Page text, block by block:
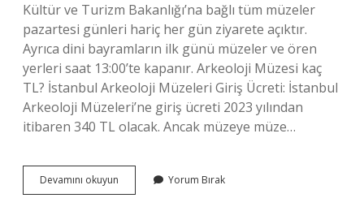
Kültür ve Turizm Bakanlığı’na bağlı tüm müzeler
pazartesi günleri hariç her gün ziyarete açıktır.
Ayrıca dini bayramların ilk günü müzeler ve ören
yerleri saat 13:00’te kapanır. Arkeoloji Müzesi kaç
TL? İstanbul Arkeoloji Müzeleri Giriş Ücreti: İstanbul
Arkeoloji Müzeleri’ne giriş ücreti 2023 yılından
itibaren 340 TL olacak. Ancak müzeye müze…
Devamını okuyun Arkeoloji
Müzesi
Yorum Bırak